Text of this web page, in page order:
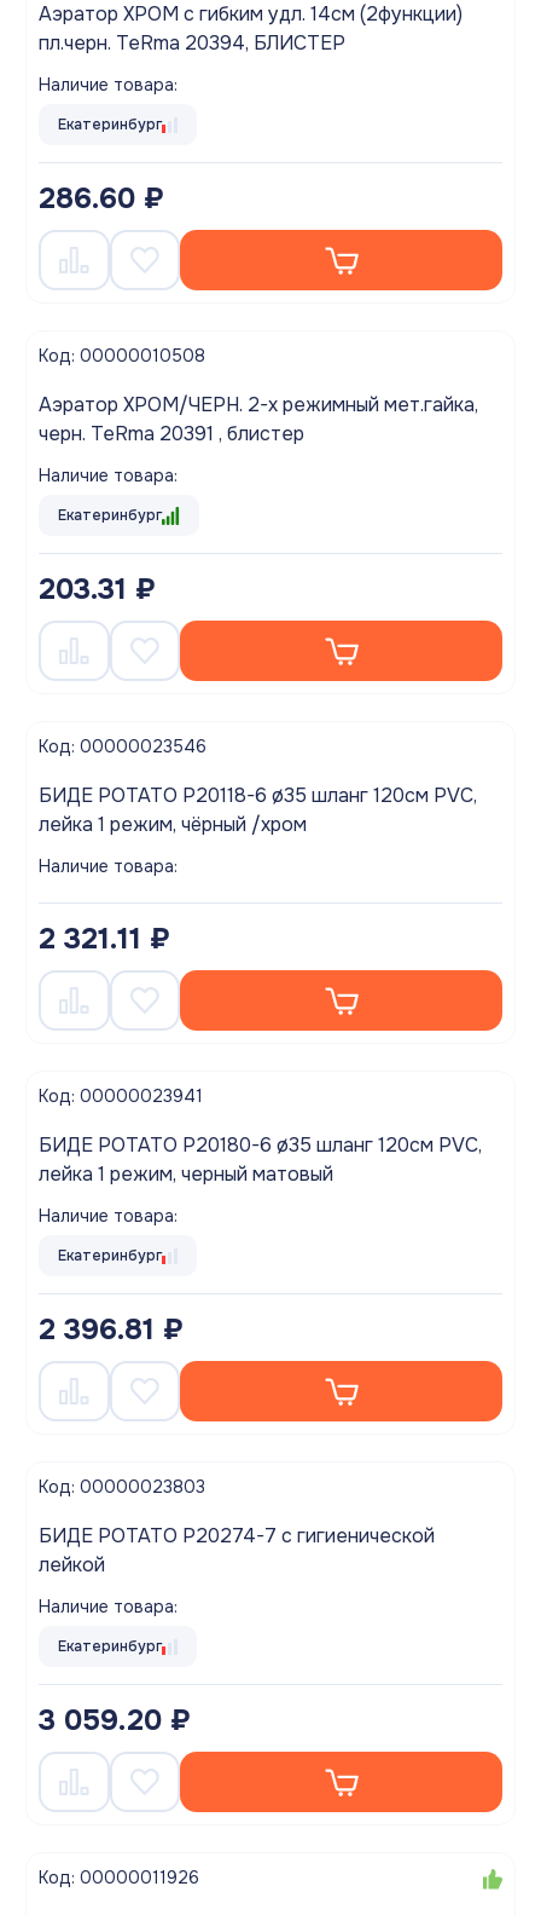
Аэратор ХРОМ с гибким удл. 14см (2функции)
пл.черн. TeRma 20394, БЛИСТЕР
Наличие товара:
Екатеринбург
286.60 ₽
Код: 00000010508
Аэратор ХРОМ/ЧЕРН. 2-х режимный мет.гайка,
черн. TeRma 20391 , блистер
Наличие товара:
Екатеринбург
203.31 ₽
Код: 00000023546
БИДЕ POTATO P20118-6 ø35 шланг 120см PVC,
лейка 1 режим, чёрный /хром
Наличие товара:
2 321.11 ₽
Код: 00000023941
БИДЕ POTATO P20180-6 ø35 шланг 120см PVC,
лейка 1 режим, черный матовый
Наличие товара:
Екатеринбург
2 396.81 ₽
Код: 00000023803
БИДЕ POTATO P20274-7 с гигиенической
лейкой
Наличие товара:
Екатеринбург
3 059.20 ₽
Код: 00000011926